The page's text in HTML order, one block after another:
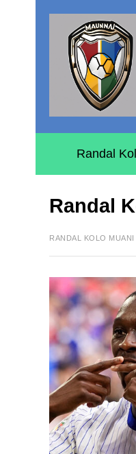
Randal
Randal
RANDAL KOLO